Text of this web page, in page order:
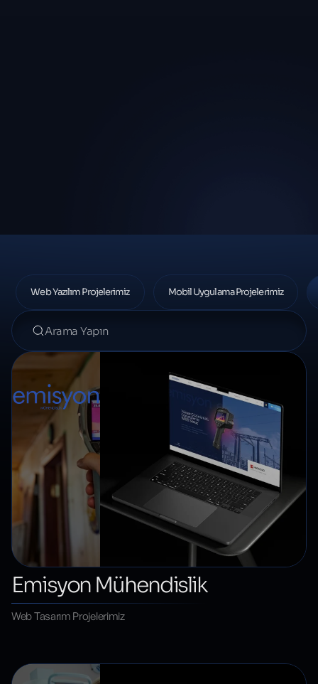
Web Yazılım Projelerimiz Mobil Uygulama Projelerimiz
Emisyon Mühendislik
Web Tasarım Projelerimiz